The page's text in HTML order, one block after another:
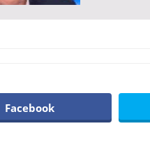
Facebook